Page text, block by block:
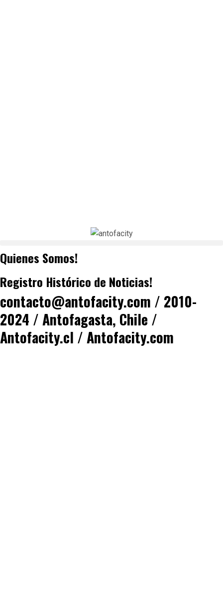
Quienes Somos!
Registro Histórico de Noticias!
contacto@antofacity.com / 2010-
2024 / Antofagasta, Chile /
Antofacity.cl / Antofacity.com